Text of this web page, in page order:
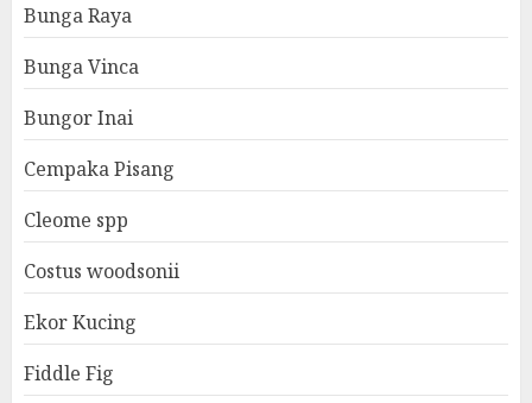
Bunga Raya
Bunga Vinca
Bungor Inai
Cempaka Pisang
Cleome spp
Costus woodsonii
Ekor Kucing
Fiddle Fig